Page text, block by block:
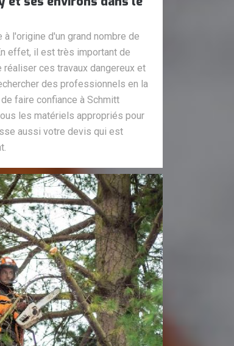
l'origine d'un grand nombre de
effet, il est très important de
ces travaux dangereux et
des professionnels en la
faire confiance à Schmitt
les matériels appropriés pour
aussi votre devis qui est